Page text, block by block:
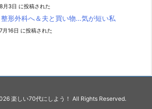
3日 に投稿された
整形外科へ＆夫と買い物…気が短い私
16日 に投稿された
楽しい70代にしよう！ All Rights Reserved.